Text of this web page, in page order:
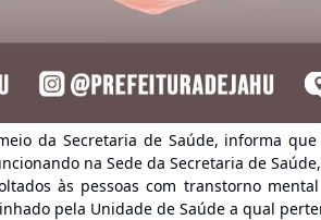
da Secretaria de Saúde, informa
na Sede da Secretaria de
às pessoas com transtorno
pela Unidade de Saúde a qual